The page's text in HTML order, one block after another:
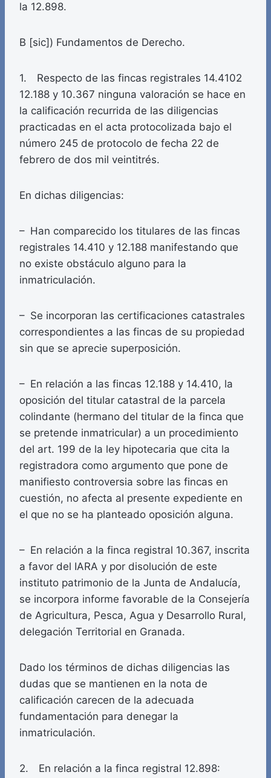
la 12.898.
B [sic]) Fundamentos de Derecho.
1. Respecto de las fincas registrales 14.4102
12.188 y 10.367 ninguna valoración se hace en
la calificación recurrida de las diligencias
practicadas en el acta protocolizada bajo el
número 245 de protocolo de fecha 22 de
febrero de dos mil veintitrés.
En dichas diligencias:
– Han comparecido los titulares de las fincas
registrales 14.410 y 12.188 manifestando que
no existe obstáculo alguno para la
inmatriculación.
– Se incorporan las certificaciones catastrales
correspondientes a las fincas de su propiedad
sin que se aprecie superposición.
– En relación a las fincas 12.188 y 14.410, la
oposición del titular catastral de la parcela
colindante (hermano del titular de la finca que
se pretende inmatricular) a un procedimiento
del art. 199 de la ley hipotecaria que cita la
registradora como argumento que pone de
manifiesto controversia sobre las fincas en
cuestión, no afecta al presente expediente en
el que no se ha planteado oposición alguna.
– En relación a la finca registral 10.367, inscrita
a favor del IARA y por disolución de este
instituto patrimonio de la Junta de Andalucía,
se incorpora informe favorable de la Consejería
de Agricultura, Pesca, Agua y Desarrollo Rural,
delegación Territorial en Granada.
Dado los términos de dichas diligencias las
dudas que se mantienen en la nota de
calificación carecen de la adecuada
fundamentación para denegar la
inmatriculación.
2. En relación a la finca registral 12.898: